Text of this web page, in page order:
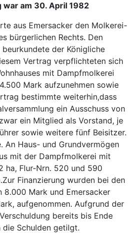
am 30. April 1982
aus Emersacker den Molkerei-
bürgerlichen Rechts. Den
der Königliche
Vertrag verpflichteten sich
mit Dampfmolkerei
Mark aufzunehmen sowie
bestimmte weiterhin,dass
ein Ausschuss von
ein Mitglied als Vorstand, je
sowie weitere fünf Beisitzer.
An Haus- und Grundvermögen
mit der Dampfmolkerei mit
ha, Flur-Nrn. 520 und 590
Finanzierung wurden bei den
8.000 Mark und Emersacker
aufgenommen. Aufgrund der
bereits bis Ende
die Schulden getilgt.